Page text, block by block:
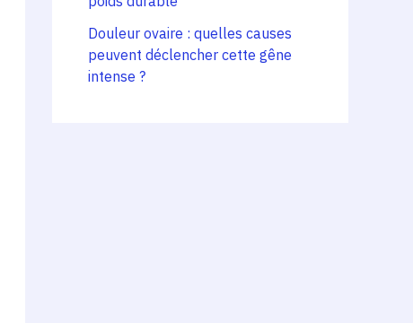
Douleur ovaire : quelles causes
peuvent déclencher cette gêne
intense ?